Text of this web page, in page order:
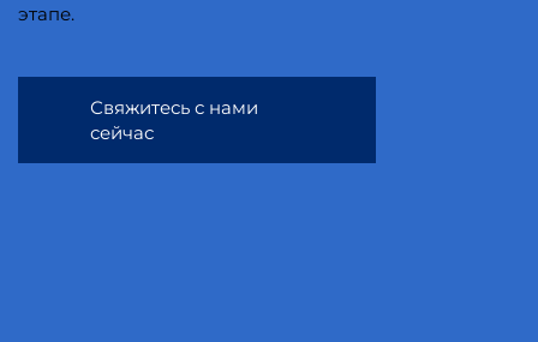
этапе.
Свяжитесь с нами
сейчас